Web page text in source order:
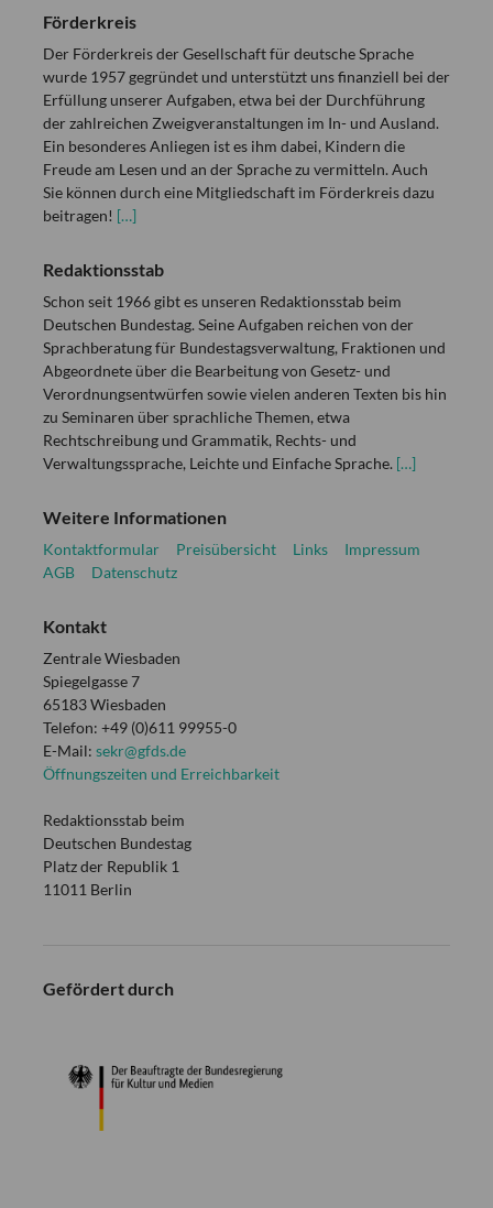
Förderkreis
Der Förderkreis der Gesellschaft für deutsche Sprache
wurde 1957 gegründet und unterstützt uns finanziell bei der
Erfüllung unserer Aufgaben, etwa bei der Durchführung
der zahlreichen Zweigveranstaltungen im In- und Ausland.
Ein besonderes Anliegen ist es ihm dabei, Kindern die
Freude am Lesen und an der Sprache zu vermitteln. Auch
Sie können durch eine Mitgliedschaft im Förderkreis dazu
beitragen! […]
Redaktionsstab
Schon seit 1966 gibt es unseren Redaktionsstab beim
Deutschen Bundestag. Seine Aufgaben reichen von der
Sprachberatung für Bundestagsverwaltung, Fraktionen und
Abgeordnete über die Bearbeitung von Gesetz- und
Verordnungsentwürfen sowie vielen anderen Texten bis hin
zu Seminaren über sprachliche Themen, etwa
Rechtschreibung und Grammatik, Rechts- und
Verwaltungssprache, Leichte und Einfache Sprache. […]
Weitere Informationen
Kontaktformular Preisübersicht Links
Impressum
AGB
Datenschutz
Kontakt
Zentrale Wiesbaden
Spiegelgasse 7
65183 Wiesbaden
Telefon: +49 (0)611 99955-0
E-Mail: sekr@gfds.de
Öffnungszeiten und Erreichbarkeit
Redaktionsstab beim
Deutschen Bundestag
Platz der Republik 1
11011 Berlin
Gefördert durch